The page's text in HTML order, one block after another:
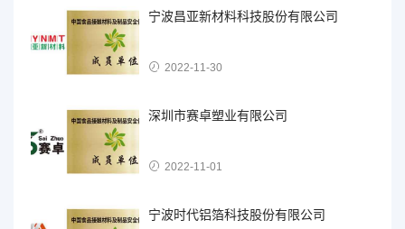
宁波昌亚新材料科技股份有限公司
2022-11-30
深圳市赛卓塑业有限公司
2022-11-01
宁波时代铝箔科技股份有限公司